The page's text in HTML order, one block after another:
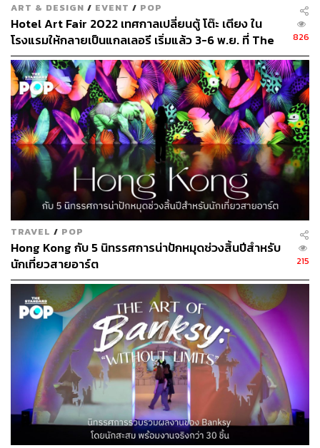
ART & DESIGN / EVENT / POP
Hotel Art Fair 2022 เทศกาลเปลี่ยนตู้ โต๊ะ เตียง ใน
โรงแรมให้กลายเป็นแกลเลอรี เริ่มแล้ว 3-6 พ.ย. ที่ The
Standard, Bangkok
826
TRAVEL / POP
Hong Kong กับ 5 นิทรรศการน่าปักหมุดช่วงสิ้นปีสำหรับ
นักเที่ยวสายอาร์ต
215